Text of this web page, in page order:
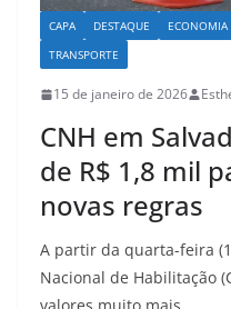
CAPA DESTAQUE ECONOMIA
TRANSPORTE
15 de janeiro de 2026
CNH em
de R$ 1,8 mil
novas regras
A partir da quarta-feira
Nacional de Habilitação